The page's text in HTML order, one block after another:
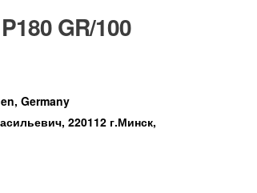
GR/100
Germany
220112 г.Минск,